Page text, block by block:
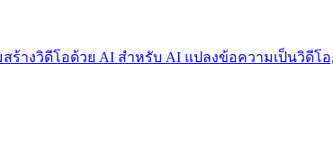
ร้างวิดีโอด้วย AI สำหรับ AI แปลงข้อความเป็นวิดีโ